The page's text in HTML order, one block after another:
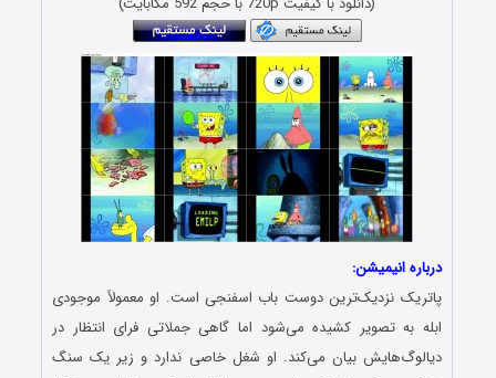
درباره انیمیشن:
پاتریک نزدیک‌ترین دوست باب اسفنجی است. او معمولاً موجودی
ابله به تصویر کشیده می‌شود اما گاهی جملاتی فرای انتظار در
دیالوگ‌هایش بیان می‌کند. او شغل خاصی ندارد و زیر یک سنگ